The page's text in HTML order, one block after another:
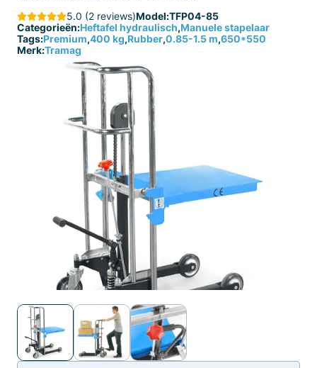
5.0 (2 reviews)Model:TFP04-85
Categorieën:Heftafel hydraulisch,Manuele stapelaar
Tags:Premium,400 kg,Rubber,0.85-1.5 m,650*550
Merk:Tramag